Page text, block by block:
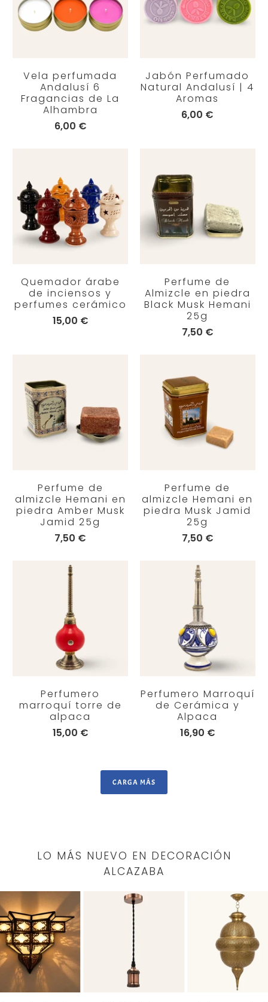
Vela perfumada
Andalusí 6
Fragancias de La
Alhambra
6,00 €
Jabón Perfumado
Natural Andalusí | 4
Aromas
6,00 €
Quemador árabe
de inciensos y
perfumes cerámico
15,00 €
Perfume de
Almizcle en piedra
Black Musk Hemani
25g
7,50 €
Perfume de
almizcle Hemani en
piedra Amber Musk
Jamid 25g
7,50 €
Perfume de
almizcle Hemani en
piedra Musk Jamid
25g
7,50 €
Perfumero
marroquí torre de
alpaca
15,00 €
Perfumero Marroquí
de Cerámica y
Alpaca
16,90 €
CARGA MÁS
LO MÁS NUEVO EN DECORACIÓN
ALCAZABA